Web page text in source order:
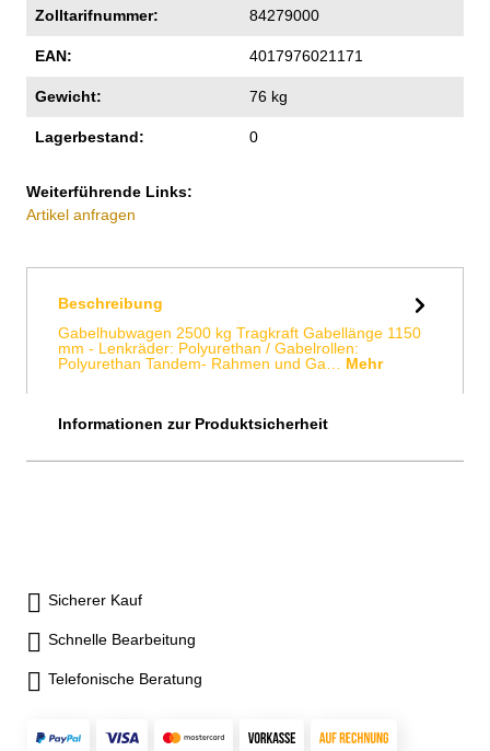
Zolltarifnummer: 84279000
EAN: 4017976021171
Gewicht: 76 kg
Lagerbestand: 0
Weiterführende Links:
Artikel anfragen
Beschreibung
Gabelhubwagen 2500 kg Tragkraft Gabellänge 1150
mm - Lenkräder: Polyurethan / Gabelrollen:
Polyurethan Tandem- Rahmen und Ga… Mehr
Informationen zur Produktsicherheit
Sicherer Kauf
Schnelle Bearbeitung
Telefonische Beratung